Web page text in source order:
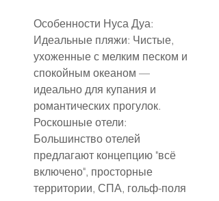
Особенности Нуса Дуа:
Идеальные пляжи: Чистые,
ухоженные с мелким песком и
спокойным океаном —
идеально для купания и
романтических прогулок.
Роскошные отели:
Большинство отелей
предлагают концепцию "всё
включено", просторные
территории, СПА, гольф-поля